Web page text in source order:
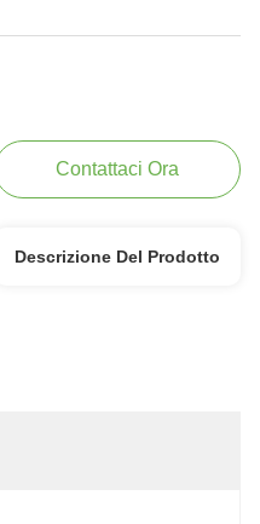
Contattaci Ora
Descrizione Del Prodotto